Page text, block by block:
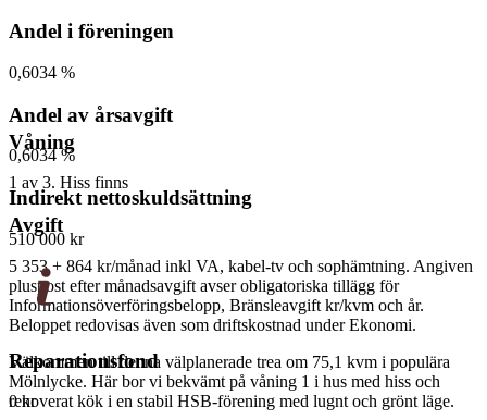
Våning
1 av 3. Hiss finns
Avgift
5 353 + 864 kr/månad inkl VA, kabel-tv och sophämtning. Angiven
pluspost efter månadsavgift avser obligatoriska tillägg för
Informationsöverföringsbelopp, Bränsleavgift kr/kvm och år.
Beloppet redovisas även som driftskostnad under Ekonomi.
Välkommen till denna välplanerade trea om 75,1 kvm i populära
Mölnlycke. Här bor vi bekvämt på våning 1 i hus med hiss och
renoverat kök i en stabil HSB-förening med lugnt och grönt läge.
Andel i föreningen
0,6034 %
Andel av årsavgift
0,6034 %
Indirekt nettoskuldsättning
510 000 kr
Reparationsfond
0 kr